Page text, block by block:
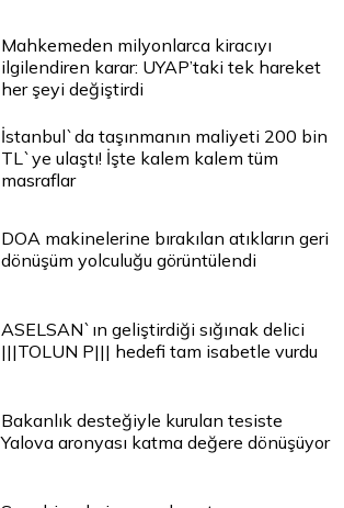
Mahkemeden milyonlarca kiracıyı
ilgilendiren karar: UYAP’taki tek hareket
her şeyi değiştirdi
İstanbul`da taşınmanın maliyeti 200 bin
TL`ye ulaştı! İşte kalem kalem tüm
masraflar
DOA makinelerine bırakılan atıkların geri
dönüşüm yolculuğu görüntülendi
ASELSAN`ın geliştirdiği sığınak delici
|||TOLUN P||| hedefi tam isabetle vurdu
Bakanlık desteğiyle kurulan tesiste
Yalova aronyası katma değere dönüşüyor